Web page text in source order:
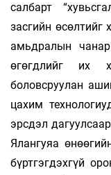
салбарт
засгийн өсөлтийг
амьдралын
өгөгдлийг их
боловсруулан
цахим
эрсдэл
Ялангуяа
бүртгэгдэхгүй